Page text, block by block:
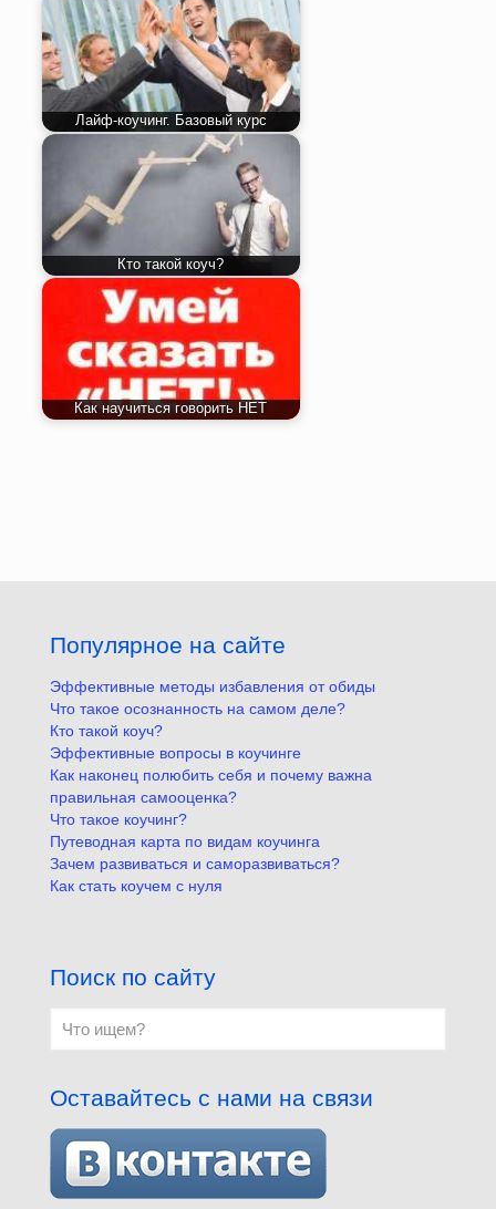
Лайф-коучинг. Базовый курс
Кто такой коуч?
Как научиться говорить НЕТ
Популярное на сайте
Эффективные методы избавления от обиды
Что такое осознанность на самом деле?
Кто такой коуч?
Эффективные вопросы в коучинге
Как наконец полюбить себя и почему важна
правильная самооценка?
Что такое коучинг?
Путеводная карта по видам коучинга
Зачем развиваться и саморазвиваться?
Как стать коучем с нуля
Поиск по сайту
Оставайтесь с нами на связи